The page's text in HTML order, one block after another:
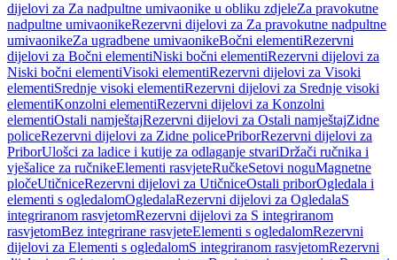
dijelovi za Za nadpultne umivaonike u obliku zdjeleZa pravokutne
nadpultne umivaonikeRezervni dijelovi za Za pravokutne nadpultne
umivaonikeZa ugradbene umivaonikeBočni elementiRezervni
dijelovi za Bočni elementiNiski bočni elementiRezervni dijelovi za
Niski bočni elementiVisoki elementiRezervni dijelovi za Visoki
elementiSrednje visoki elementiRezervni dijelovi za Srednje visoki
elementiKonzolni elementiRezervni dijelovi za Konzolni
elementiOstali namještajRezervni dijelovi za Ostali namještajZidne
policeRezervni dijelovi za Zidne policePriborRezervni dijelovi za
PriborUlošci za ladice i kutije za odlaganje stvariDržači ručnika i
vješalice za ručnikeElementi rasvjeteRučkeSetovi noguMagnetne
pločeUtičniceRezervni dijelovi za UtičniceOstali priborOgledala i
elementi s ogledalomOgledalaRezervni dijelovi za OgledalaS
integriranom rasvjetomRezervni dijelovi za S integriranom
rasvjetomBez integrirane rasvjeteElementi s ogledalomRezervni
dijelovi za Elementi s ogledalomS integriranom rasvjetomRezervni